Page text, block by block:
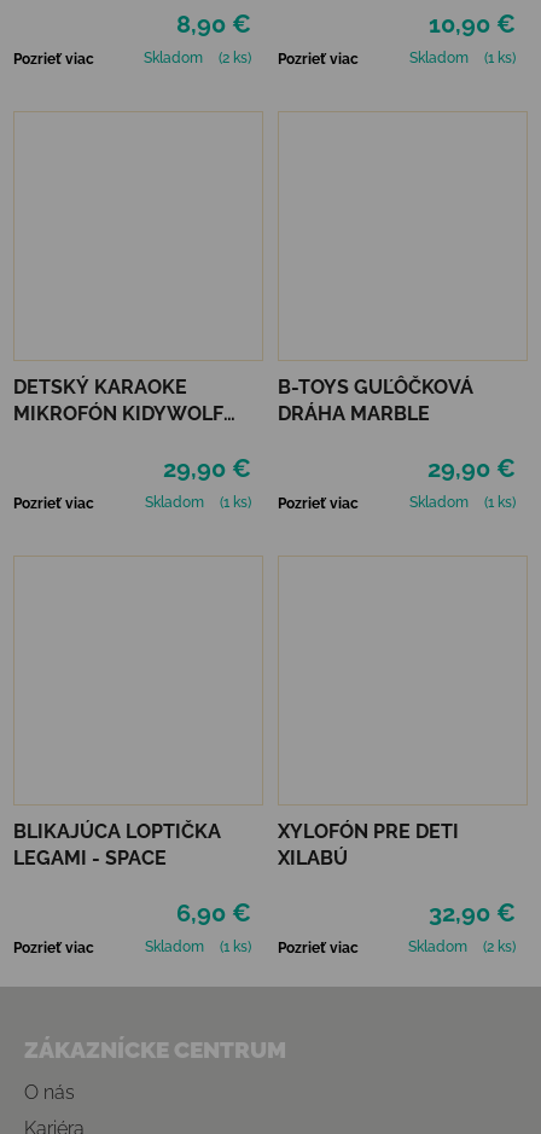
8,90 €
Pozrieť viac Skladom (2 ks)
10,90 €
Pozrieť viac Skladom (1 ks)
DETSKÝ KARAOKE
MIKROFÓN KIDYWOLF
29,90 €
Pozrieť viac Skladom (1 ks)
B-TOYS GUĽÔČKOVÁ
DRÁHA MARBLE
29,90 €
Pozrieť viac Skladom (1 ks)
BLIKAJÚCA LOPTIČKA
LEGAMI - SPACE
6,90 €
Pozrieť viac Skladom (1 ks)
XYLOFÓN PRE DETI
XILABÚ
32,90 €
Pozrieť viac Skladom (2 ks)
ZÁKAZNÍCKE CENTRUM
O nás
Kariéra